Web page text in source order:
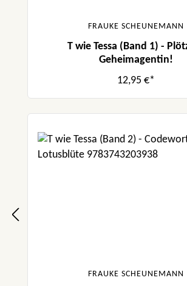
FRAUKE SCHEUNEMANN
T wie Tessa (Band 1) -
Geheimagentin!
12,95 €*
FRAUKE SCHEUNEMANN